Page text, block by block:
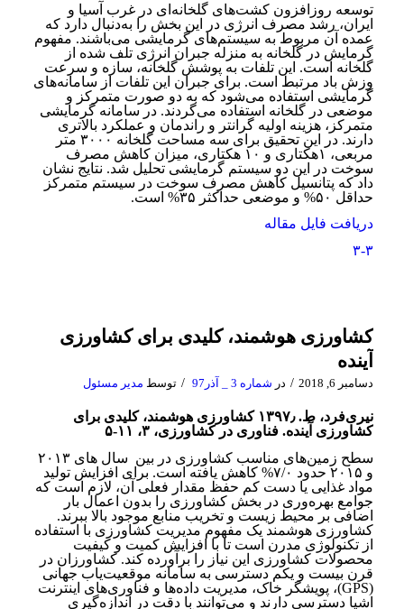
توسعه روزافزون کشت­‌های گلخانه‌­ای در غرب آسیا و
ایران، رشد مصرف انرژی در این بخش را به‌­دنبال دارد که
عمده آن مربوط به سیستم­‌های گرمایشی می­‌باشند. مفهوم
گرمایش در گلخانه به منزله جبران انرژی تلف شده از
گلخانه است. این تلفات به پوشش گلخانه، سازه و سرعت
وزش باد مرتبط است. برای جبران این تلفات از سامانه‌­های
گرمایشی استفاده می‌شود که به دو صورت متمرکز و
موضعی در گلخانه استفاده می­‌گردند. در سامانه گرمایشی
متمرکز، هزینه اولیه گرانتر و راندمان و عملکرد بالاتری
دارند. در این تحقیق برای سه مساحت گلخانه ۳۰۰۰ متر
مربعی، ۱هکتاری و ۱۰ هکتاری، میزان کاهش مصرف
سوخت در این دو سیستم گرمایشی تحلیل شد. نتایج نشان
داد که پتانسیل کاهش مصرف سوخت در سیستم متمرکز
حداقل ۵۰% و موضعی حداکثر ۳۵% است.
دریافت فایل مقاله
۳-۳
کشاورزی هوشمند، کلیدی برای کشاورزی
آینده
دسامبر 6, 2018 / در شماره 3 _ آذر97 / توسط مدیر مسئول
نیری‌فرد، ط. ۱۳۹۷٫ کشاورزی هوشمند، کلیدی برای
کشاورزی آینده. فناوری در کشاورزی، ۳، ۱۱-۵
سطح زمین‌های مناسب کشاورزی در بین سال های ۲۰۱۳
و ۲۰۱۵ حدود ۷/۰% کاهش یافته است. برای افزایش تولید
مواد غذایی یا دست کم حفظ مقدار فعلی آن، لازم است که
جوامع بهره­‌وری در بخش کشاورزی را بدون اعمال بار
اضافی بر محیط­ زیست و تخریب منابع موجود بالا ببرند.
کشاورزی هوشمند یک مفهوم مدیریت کشاورزی با استفاده
از تکنولوژی مدرن است تا با افزایش کمیت و کیفیت
محصولات کشاورزی این نیاز را برآورده کند. کشاورزان در
قرن بیست و یکم دسترسی به سامانه موقعیت‌­یاب جهانی
(GPS)، پویشگر خاک، مدیریت داده‌­ها و فناوری‌­های اینترنت
اشیا دسترسی دارند و می­‌توانند با دقت در اندازه‌گیری